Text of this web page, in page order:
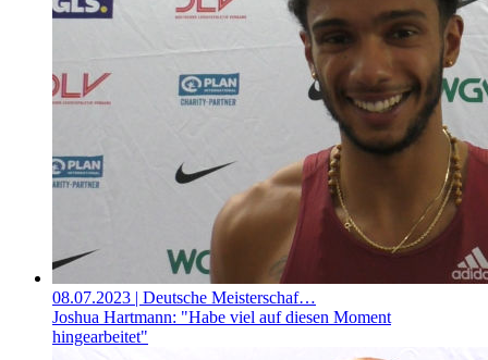
08.07.2023 | Deutsche Meisterschaf…
Joshua Hartmann: "Habe viel auf diesen Moment
hingearbeitet"